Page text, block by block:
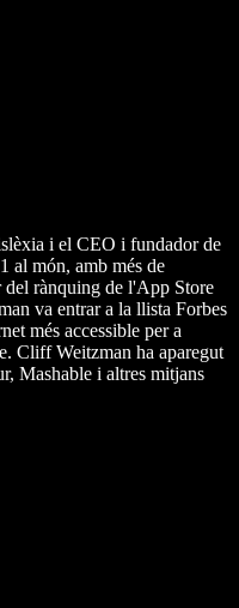
i el CEO i fundador de
al món, amb més de
del rànquing de l'App Store
va entrar a la llista Forbes
més accessible per a
Cliff Weitzman ha aparegut
Mashable i altres mitjans